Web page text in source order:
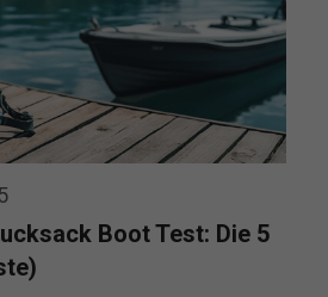
Boot Test: Die 5